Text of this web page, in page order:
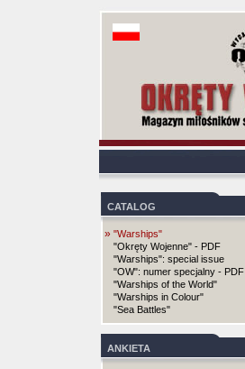
CATALOG
» "Warships"
"Okręty Wojenne" - PDF
"Warships": special issue
"OW": numer specjalny - PDF
"Warships of the World"
"Warships in Colour"
"Sea Battles"
ANKIETA